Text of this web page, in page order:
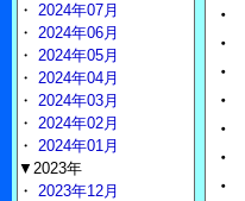
・
・
・
・
・
・
・
・ 2024年07月
・ 2024年06月
・ 2024年05月
・ 2024年04月
・ 2024年03月
・ 2024年02月
・ 2024年01月
▼2023年
・ 2023年12月